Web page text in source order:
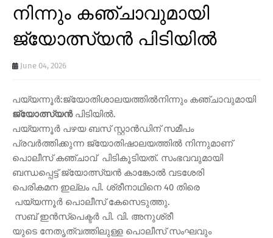
നിന്നും കഞ്ചാവുമായി
ജ്യോത്സ്യൻ പിടിയിൽ
June 04, 2026
പയ്യന്നൂർ:ജ്യോതിശാലയത്തിൽനിന്നും കഞ്ചാവുമായി
ജ്യോത്സ്യൻപിടിയിൽ.
പയ്യന്നൂര്‍ പഴയ ബസ് സ്റ്റാന്‍ഡിന് സമീപം
പ്രവര്‍ത്തിക്കുന്ന ജ്യോതിഷാലയത്തില്‍ നിന്നുമാണ്
പൊലീസ് കഞ്ചാവ് പിടികൂടിയത്. സംഭവവുമായി
ബന്ധപ്പെട്ട് ജ്യോത്സ്യൻ കാങ്കോൽ വടശേരി
പെരികമന ഇല്ലം പി. ശ്രീനാഥിനെ 40 തിരെ
പയ്യന്നൂര്‍ പൊലീസ് കേസെടുത്തു.
സബ് ഇന്‍സ്‌പെക്ടര്‍ പി. വി. അനുശ്രീ
യുടെ നേതൃത്വത്തിലുള്ള പൊലീസ് സംഘവും